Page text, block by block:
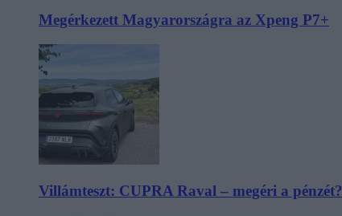
Megérkezett Magyarországra az Xpeng P7+
Villámteszt: CUPRA Raval – megéri a pénzét?